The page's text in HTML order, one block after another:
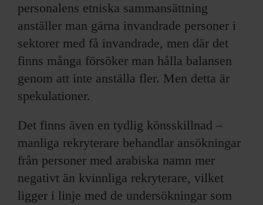
personalens etniska sammansättning
anställer man gärna invandrade personer i
sektorer med få invandrade, men där det
finns många försöker man hålla balansen
genom att inte anställa fler. Men detta är
spekulationer.
Det finns även en tydlig könsskillnad –
manliga rekryterare behandlar ansökningar
från personer med arabiska namn mer
negativt än kvinnliga rekryterare, vilket
ligger i linje med de undersökningar som